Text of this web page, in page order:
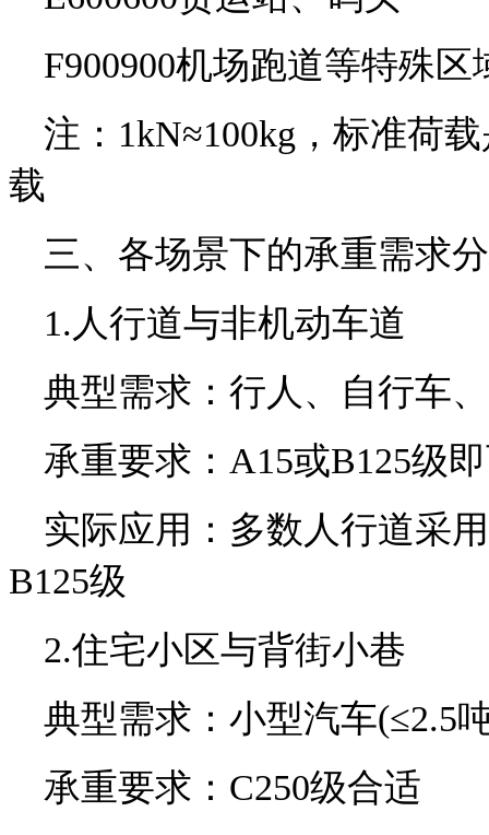
F900900机场跑道等特殊区
注：1kN≈100kg，标准荷
载
三、各场景下的承重需求
1.人行道与非机动车道
典型需求：行人、自行车
承重要求：A15或B125级
实际应用：多数人行道采
B125级
2.住宅小区与背街小巷
典型需求：小型汽车(≤2.5
承重要求：C250级合适